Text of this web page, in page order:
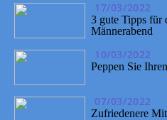
17/03/2022
3 gute Tipps für
Männerabend
10/03/2022
Peppen Sie
07/03/2022
Zufriedenere